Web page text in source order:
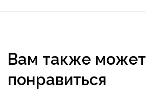
Вам также может
понравиться